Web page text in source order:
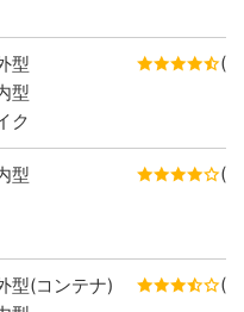
型
型
ク
型
型(コンテナ)